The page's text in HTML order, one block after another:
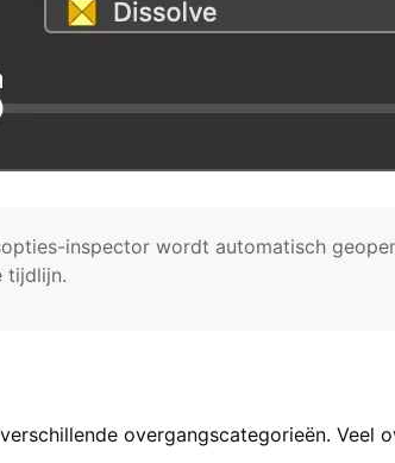
inspector wordt automatisch
tijdlijn.
overgangscategorieën. Veel